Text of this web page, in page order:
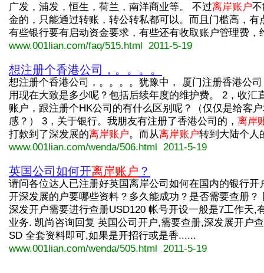
广发，浦发，恒生，荷兰，南洋商业等。 不过离岸账户
金的，只能通过转账，转公转私都可以。而且门槛高，有
有些银行要有启动资金要求，有些还有收取账户管理费，
www.001lian.com/faq/515.html 2011-5-19
想注册个香港公司，。。。。
想注册个香港公司，。。。。犹豫中， 厦门注册香港公
用现在大致是多少呢？包括后续年度的维护费。 2，收汇
账户，跟注册个HK公司的有什么区别呢？（仅仅是给客
感？） 3，关于银行。我朋友有注册了香港公司的， 离岸
打款到了深发展的离岸账户。而从离岸账户转到大陆个人
www.001lian.com/wenda/506.html 2011-5-19
英国公司如何开离岸账户 ？
请问各位达人已注册好英国离岸公司如何在国内的银行开
开深发展的户要哪些资料？多久能成功？是否需要查册？
深发开户需要进行查册USD120 帐号开设一般是7工作天,
业务. 凯尚咨询回复 英国公司开户,需要查册,深发展开户
SD 全套资料即可,如果是开招行或是香......
www.001lian.com/wenda/505.html 2011-5-19